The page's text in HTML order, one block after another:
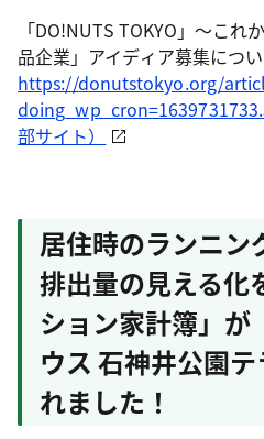
「DO!NUTS TOKYO」～こ
品企業」アイディア募集につ
https://donutstokyo.org/
部サイト）
居住時のランニン
排出量の見える化
ション家計簿」が
ウス 石神井公園
れました！